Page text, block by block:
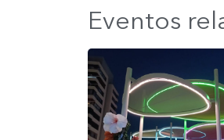
Eventos